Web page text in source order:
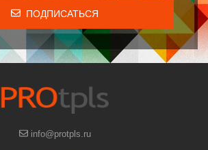
ПОДПИСАТЬСЯ
info@protpls.ru